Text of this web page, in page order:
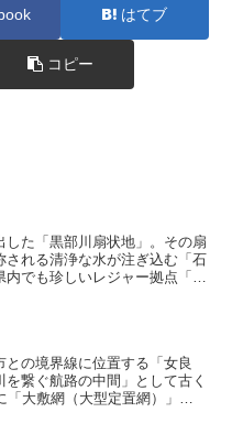
はてブ
コピー
た「黒部川扇状地」。その扇
れる清浄な水が注ぎ込む「石
でも珍しいレジャー拠点「石
の境界線に位置する「女良
を繋ぐ航路の中間」として古く
大敷網（大型定置網）」で